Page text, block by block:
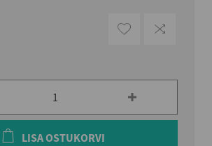
LISA OSTUKORVI